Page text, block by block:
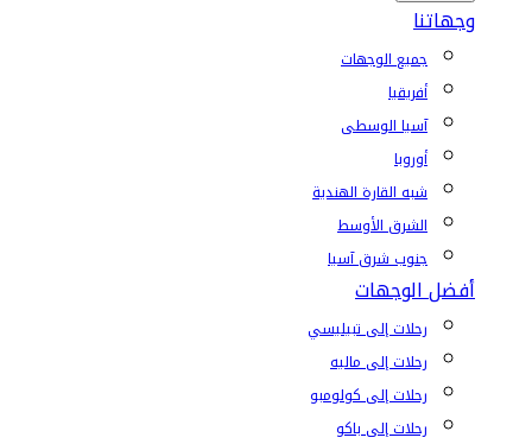
وجهاتنا
جميع الوجهات
أفريقيا
آسيا الوسطى
أوروبا
شبه القارة الهندية
الشرق الأوسط
جنوب شرق آسيا
أفضل الوجهات
رحلات إلى تبيليسي
رحلات إلى ماليه
رحلات إلى كولومبو
رحلات إلى باكو